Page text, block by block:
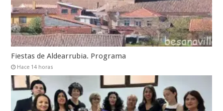
Fiestas de Aldearrubia. Programa
Hace 14 horas